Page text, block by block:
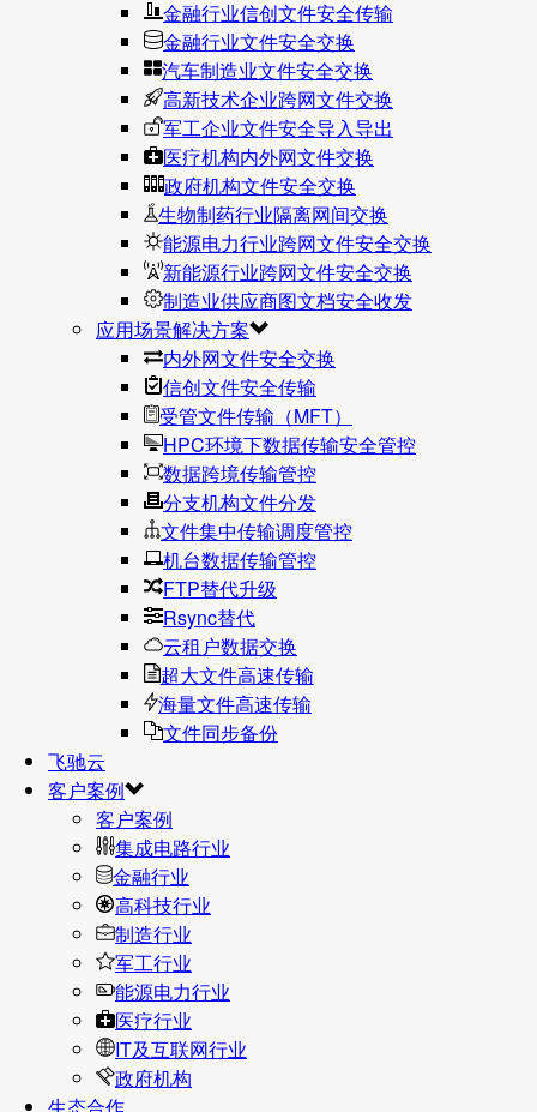
金融行业信创文件安全传输
金融行业文件安全交换
汽车制造业文件安全交换
高新技术企业跨网文件交换
军工企业文件安全导入导出
医疗机构内外网文件交换
政府机构文件安全交换
生物制药行业隔离网间交换
能源电力行业跨网文件安全交换
新能源行业跨网文件安全交换
制造业供应商图文档安全收发
应用场景解决方案
内外网文件安全交换
信创文件安全传输
受管文件传输（MFT）
HPC环境下数据传输安全管控
数据跨境传输管控
分支机构文件分发
文件集中传输调度管控
机台数据传输管控
FTP替代升级
Rsync替代
云租户数据交换
超大文件高速传输
海量文件高速传输
文件同步备份
飞驰云
客户案例
客户案例
集成电路行业
金融行业
高科技行业
制造行业
军工行业
能源电力行业
医疗行业
IT及互联网行业
政府机构